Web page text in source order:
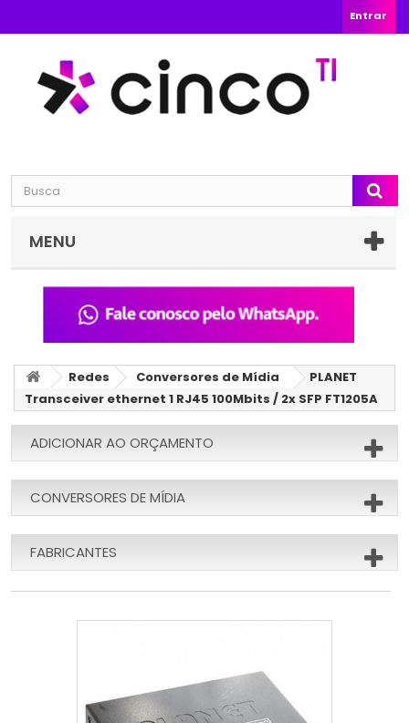
Entrar
MENU
Redes Conversores de Mídia
PLANET
Transceiver ethernet 1 RJ45 100Mbits / 2x SFP FT1205A
ADICIONAR AO ORÇAMENTO
CONVERSORES DE MÍDIA
FABRICANTES